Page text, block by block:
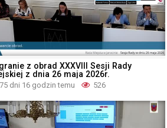
z obrad XXXVIII Sesji Rady
z dnia 26 maja 2026r.
75 dni 16 godzin temu 526